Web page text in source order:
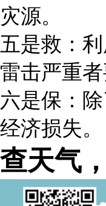
灾源。
五是救：
雷击严重者
六是保：
经济损失。
查天气